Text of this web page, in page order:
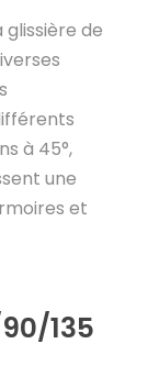
de
à 45°,
une
et
135